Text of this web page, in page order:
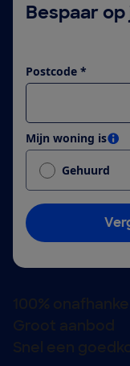
Bespaar
Postcode *
Mijn woning is
Gehuurd